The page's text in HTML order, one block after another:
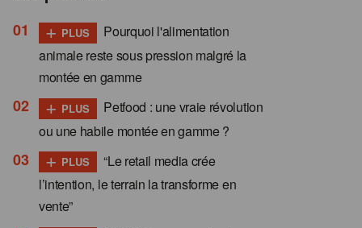
+ PLUS
Pourquoi l'alimentation
animale reste sous pression malgré la
montée en gamme
+ PLUS
Petfood : une vraie révolution
ou une habile montée en gamme ?
+ PLUS
“Le retail media crée
l’intention, le terrain la transforme en
vente”